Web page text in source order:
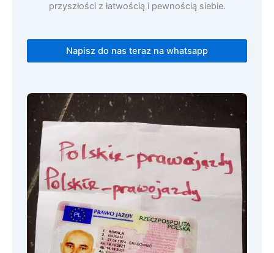
przyszłości z łatwością i pewnością siebie.
Napisz do nas teraz na whatsapp